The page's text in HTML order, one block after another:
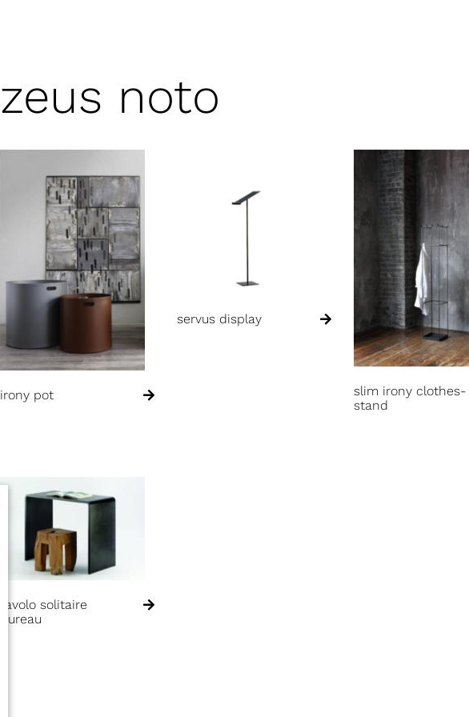
zeus noto
irony pot
servus display
slim irony clothes-
stand
tavolo solitaire
bureau